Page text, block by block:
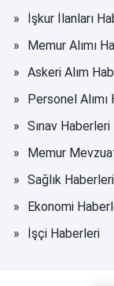
İşkur İlanları
Memur Alımı
Askeri Alım
Personel Alımı
Sınav Haberleri
Memur
Sağlık Haberleri
Ekonomi
İşçi Haberleri